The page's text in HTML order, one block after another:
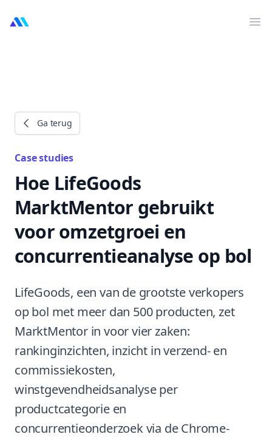
MarktMentor
Ga terug
Case studies
Hoe LifeGoods
MarktMentor gebruikt
voor omzetgroei en
concurrentieanalyse op bol
LifeGoods, een van de grootste verkopers
op bol met meer dan 500 producten, zet
MarktMentor in voor vier zaken:
rankinginzichten, inzicht in verzend- en
commissiekosten,
winstgevendheidsanalyse per
productcategorie en
concurrentieonderzoek via de Chrome-